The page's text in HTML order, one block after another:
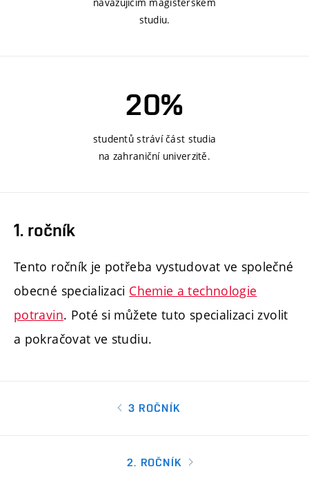
studiu.
20%
studentů stráví část studia
na zahraniční univerzitě.
1. ročník
Tento ročník je potřeba vystudovat ve společné
obecné specializaci Chemie a technologie
potravin. Poté si můžete tuto specializaci zvolit
a pokračovat ve studiu.
3 ROČNÍK
2. ROČNÍK